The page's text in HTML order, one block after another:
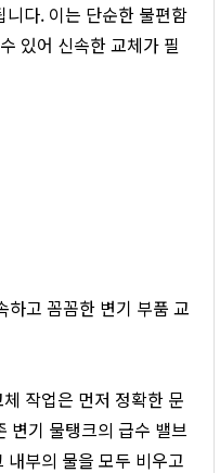
다. 이는 단순한 불편함
있어 신속한 교체가 필
고 꼼꼼한 변기 부품 교
작업은 먼저 정확한 문
변기 물탱크의 급수 밸브
부의 물을 모두 비우고